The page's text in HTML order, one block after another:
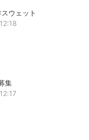
ウェット
集